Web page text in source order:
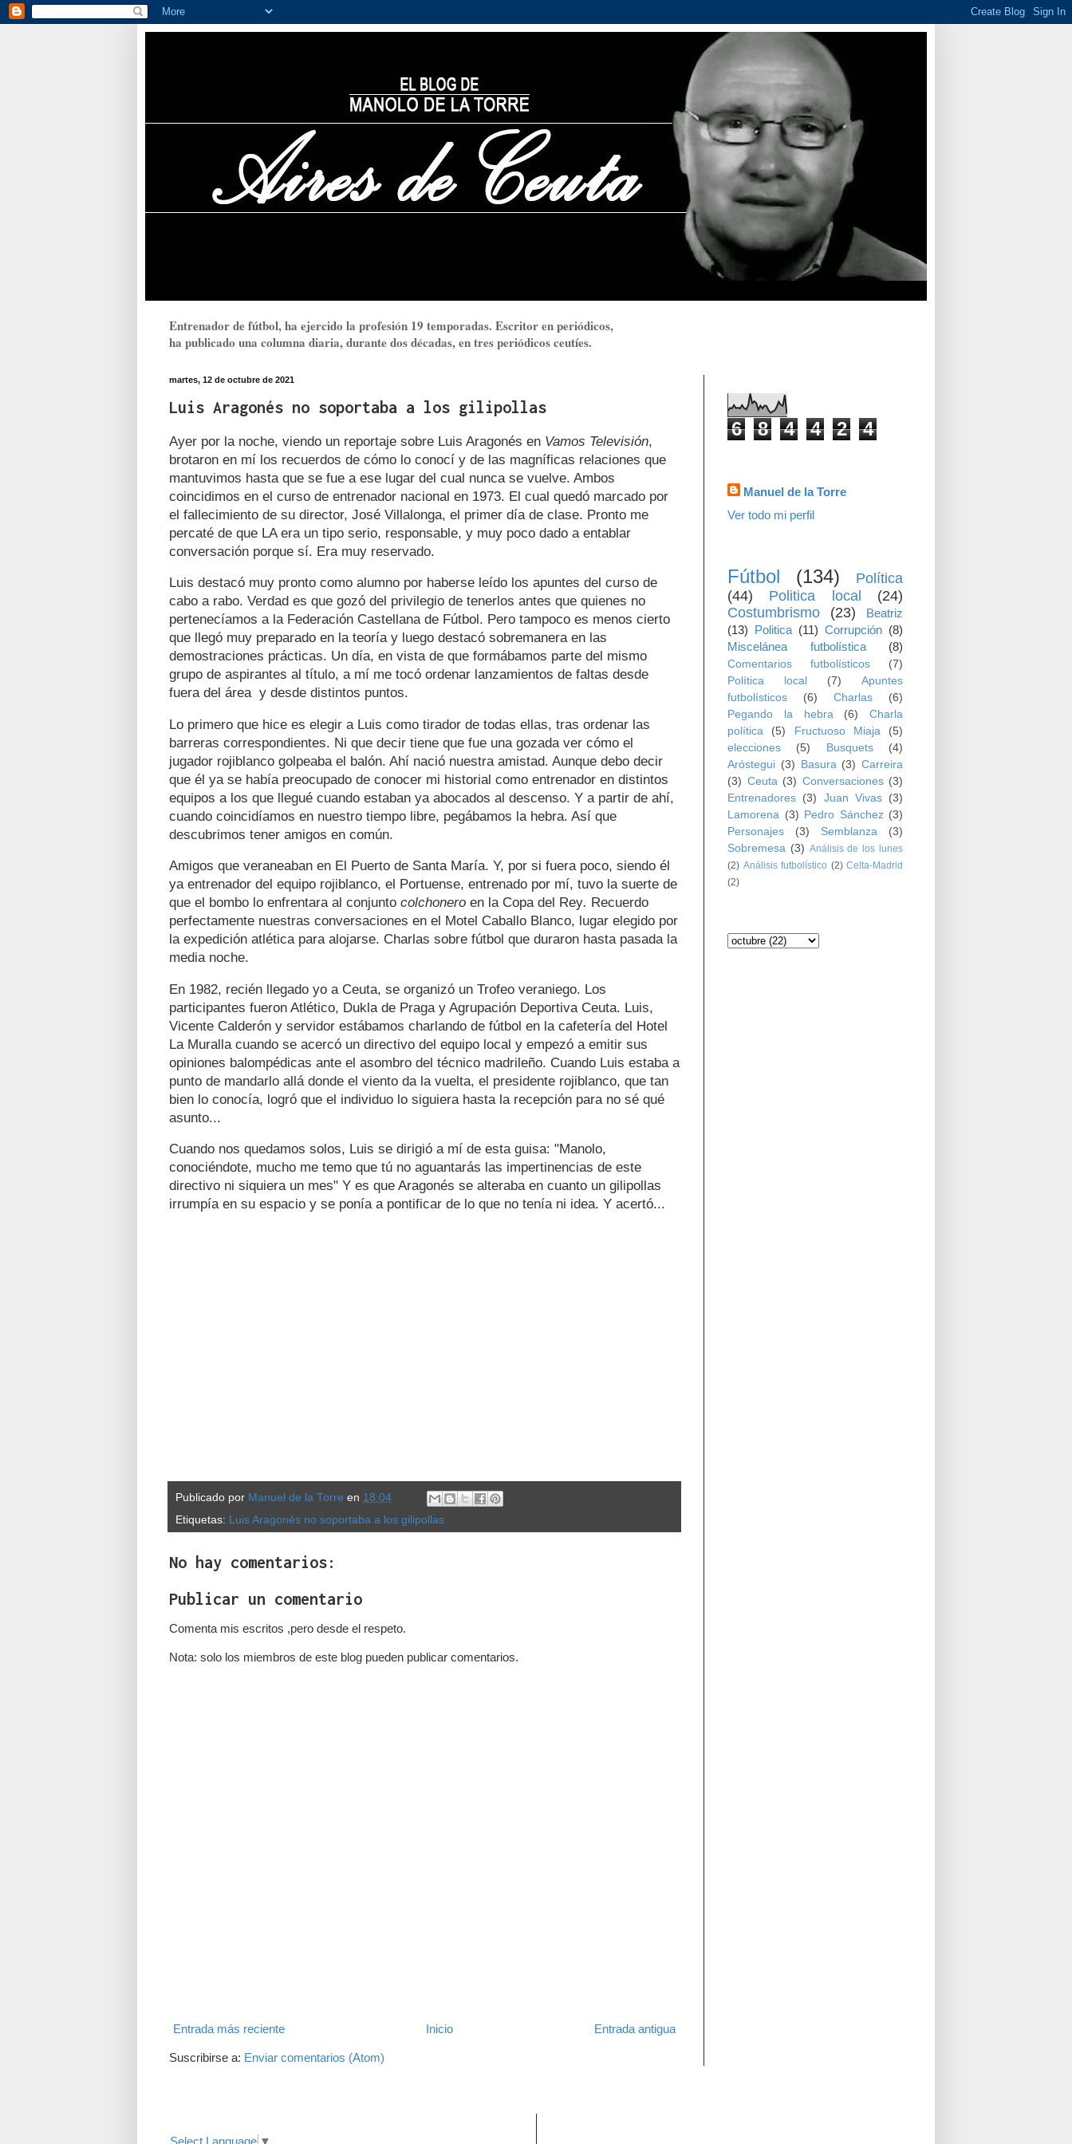
Entrenador de fútbol, ha ejercido la profesión 19 temporadas. Escritor en periódicos,
ha publicado una columna diaria, durante dos décadas, en tres periódicos ceutíes.
martes, 12 de octubre de 2021
Luis Aragonés no soportaba a los gilipollas
Ayer por la noche, viendo un reportaje sobre Luis Aragonés en Vamos Televisión,
brotaron en mí los recuerdos de cómo lo conocí y de las magníficas relaciones que
mantuvimos hasta que se fue a ese lugar del cual nunca se vuelve. Ambos
coincidimos en el curso de entrenador nacional en 1973. El cual quedó marcado por
el fallecimiento de su director, José Villalonga, el primer día de clase. Pronto me
percaté de que LA era un tipo serio, responsable, y muy poco dado a entablar
conversación porque sí. Era muy reservado.
Luis destacó muy pronto como alumno por haberse leído los apuntes del curso de
cabo a rabo. Verdad es que gozó del privilegio de tenerlos antes que quienes no
pertenecíamos a la Federación Castellana de Fútbol. Pero tampoco es menos cierto
que llegó muy preparado en la teoría y luego destacó sobremanera en las
demostraciones prácticas. Un día, en vista de que formábamos parte del mismo
grupo de aspirantes al título, a mí me tocó ordenar lanzamientos de faltas desde
fuera del área y desde distintos puntos.
Lo primero que hice es elegir a Luis como tirador de todas ellas, tras ordenar las
barreras correspondientes. Ni que decir tiene que fue una gozada ver cómo el
jugador rojiblanco golpeaba el balón. Ahí nació nuestra amistad. Aunque debo decir
que él ya se había preocupado de conocer mi historial como entrenador en distintos
equipos a los que llegué cuando estaban ya abocados al descenso. Y a partir de ahí,
cuando coincidíamos en nuestro tiempo libre, pegábamos la hebra. Así que
descubrimos tener amigos en común.
Amigos que veraneaban en El Puerto de Santa María. Y, por si fuera poco, siendo él
ya entrenador del equipo rojiblanco, el Portuense, entrenado por mí, tuvo la suerte de
que el bombo lo enfrentara al conjunto colchonero en la Copa del Rey. Recuerdo
perfectamente nuestras conversaciones en el Motel Caballo Blanco, lugar elegido por
la expedición atlética para alojarse. Charlas sobre fútbol que duraron hasta pasada la
media noche.
En 1982, recién llegado yo a Ceuta, se organizó un Trofeo veraniego. Los
participantes fueron Atlético, Dukla de Praga y Agrupación Deportiva Ceuta. Luis,
Vicente Calderón y servidor estábamos charlando de fútbol en la cafetería del Hotel
La Muralla cuando se acercó un directivo del equipo local y empezó a emitir sus
opiniones balompédicas ante el asombro del técnico madrileño. Cuando Luis estaba a
punto de mandarlo allá donde el viento da la vuelta, el presidente rojiblanco, que tan
bien lo conocía, logró que el individuo lo siguiera hasta la recepción para no sé qué
asunto...
Cuando nos quedamos solos, Luis se dirigió a mí de esta guisa: "Manolo,
conociéndote, mucho me temo que tú no aguantarás las impertinencias de este
directivo ni siquiera un mes" Y es que Aragonés se alteraba en cuanto un gilipollas
irrumpía en su espacio y se ponía a pontificar de lo que no tenía ni idea. Y acertó...
Publicado por Manuel de la Torre en 18:04
Etiquetas: Luis Aragonés no soportaba a los gilipollas
No hay comentarios:
Publicar un comentario
Comenta mis escritos ,pero desde el respeto.
Nota: solo los miembros de este blog pueden publicar comentarios.
Entrada más reciente Entrada antigua
Inicio
Suscribirse a: Enviar comentarios (Atom)
6 8 4 4 2 4
Manuel de la Torre
Ver todo mi perfil
Fútbol (134)
Política
(44)
Politica local
(24)
Costumbrismo
(23)
Beatriz
(13) Politica (11) Corrupción (8)
Miscelánea futbolística
(8)
Comentarios futbolísticos
(7)
Política local
(7)
Apuntes
futbolísticos
(6) Charlas
(6)
Pegando la hebra
(6)
Charla
política
(5) Fructuoso Miaja
(5)
elecciones
(5) Busquets
(4)
Aróstegui (3) Basura (3) Carreira
(3) Ceuta (3) Conversaciones (3)
Entrenadores (3) Juan Vivas
(3)
Lamorena (3) Pedro Sánchez (3)
Personajes
(3) Semblanza
(3)
Sobremesa (3) Análisis de los lunes
(2) Análisis futbolístico (2) Celta-Madrid
(2)
Select Language ▼